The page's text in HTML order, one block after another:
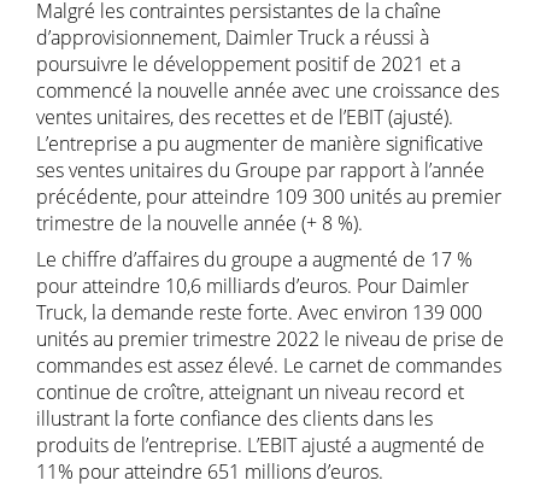
Malgré les contraintes persistantes de la chaîne
d’approvisionnement, Daimler Truck a réussi à
poursuivre le développement positif de 2021 et a
commencé la nouvelle année avec une croissance des
ventes unitaires, des recettes et de l’EBIT (ajusté).
L’entreprise a pu augmenter de manière significative
ses ventes unitaires du Groupe par rapport à l’année
précédente, pour atteindre 109 300 unités au premier
trimestre de la nouvelle année (+ 8 %).
Le chiffre d’affaires du groupe a augmenté de 17 %
pour atteindre 10,6 milliards d’euros. Pour Daimler
Truck, la demande reste forte. Avec environ 139 000
unités au premier trimestre 2022 le niveau de prise de
commandes est assez élevé. Le carnet de commandes
continue de croître, atteignant un niveau record et
illustrant la forte confiance des clients dans les
produits de l’entreprise. L’EBIT ajusté a augmenté de
11% pour atteindre 651 millions d’euros.